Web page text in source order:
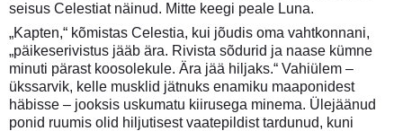
seisus Celestiat näinud. Mitte keegi peale Luna.
„Kapten,“ kõmistas Celestia, kui jõudis oma vahtkonnani,
„päikeserivistus jääb ära. Rivista sõdurid ja naase kümne
minuti pärast koosolekule. Ära jää hiljaks.“ Vahiülem –
ükssarvik, kelle musklid jätnuks enamiku maaponidest
häbisse – jooksis uskumatu kiirusega minema. Ülejäänud
ponid ruumis olid hiljutisest vaatepildist tardunud, kuni